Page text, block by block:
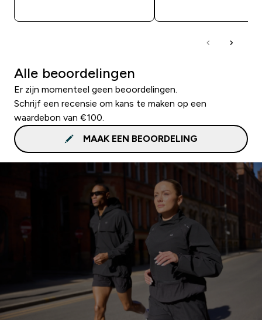
Alle beoordelingen
Er zijn momenteel geen beoordelingen.
Schrijf een recensie om kans te maken op een
waardebon van €100.
MAAK EEN BEOORDELING